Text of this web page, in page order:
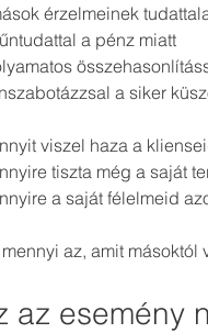
érzelmeinek
a pénz miatt
a siker
viszel haza a
tiszta még a saját
a saját félelmeid
az, amit másoktól
az esemény